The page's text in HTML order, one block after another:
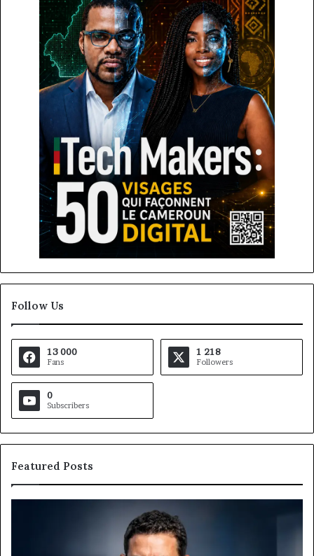
Follow Us
13 000
Fans
1 218
Followers
0
Subscribers
Featured Posts